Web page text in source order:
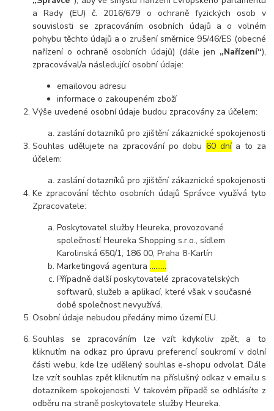
a Rady (EU) č. 2016/679 o ochraně fyzických osob v
souvislosti se zpracováním osobních údajů a o volném
pohybu těchto údajů a o zrušení směrnice 95/46/ES (obecné
nařízení o ochraně osobních údajů) (dále jen „Nařízení“),
zpracovával/a následující osobní údaje:
emailovou adresu
informace o zakoupeném zboží
Výše uvedené osobní údaje budou zpracovány za účelem:
zaslání dotazníků pro zjištění zákaznické spokojenosti
Souhlas udělujete na zpracování po dobu60 dnía to za
účelem:
zaslání dotazníků pro zjištění zákaznické spokojenosti
Ke zpracování těchto osobních údajů Správce využívá tyto
Zpracovatele:
Poskytovatel služby Heureka, provozované
společností Heureka Shopping s.r.o., sídlem
Karolinská 650/1, 186 00, Praha 8-Karlín
Marketingová agentura………
Případně další poskytovatelé zpracovatelských
softwarů, služeb a aplikací, které však v současné
době společnost nevyužívá.
Osobní údaje nebudou předány mimo území EU.
Souhlas se zpracováním lze vzít kdykoliv zpět, a to
kliknutím na odkaz pro úpravu preferencí soukromí v dolní
části webu, kde lze udělený souhlas e-shopu odvolat. Dále
lze vzít souhlas zpět kliknutím na příslušný odkaz v emailu s
dotazníkem spokojenosti. V takovém případě se odhlásíte z
odběru na straně poskytovatele služby Heureka.